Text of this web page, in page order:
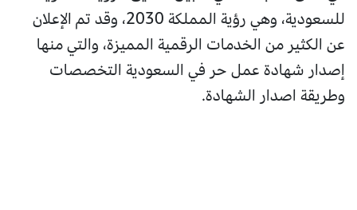
للسعودية، وهي رؤية المملكة 2030، وقد تم الإعلان
عن الكثير من الخدمات الرقمية المميزة، والتي منها
إصدار شهادة عمل حر في السعودية التخصصات
وطريقة اصدار الشهادة.